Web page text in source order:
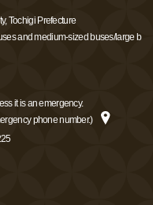
Tochigi Prefecture
and medium-sized buses/large b
it is an emergency.
phone number.)